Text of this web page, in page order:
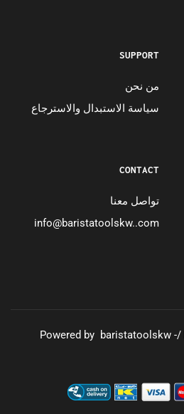
SUPPORT
من نحن
سياسة الاستبدال والاسترجاع
CONTACT
تواصل معنا
info@baristatoolskw..com